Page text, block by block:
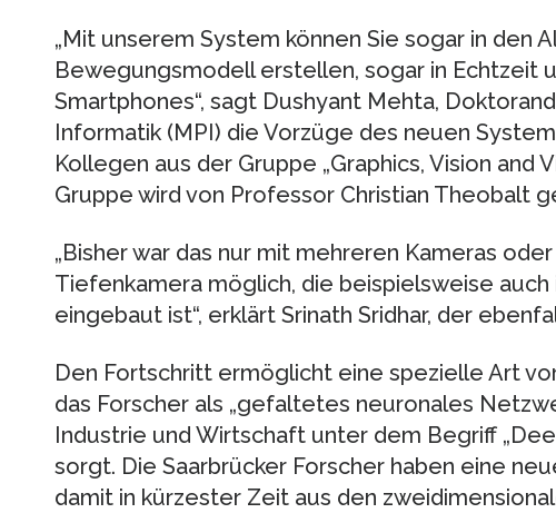
„Mit unserem System können Sie sogar in den
Bewegungsmodell erstellen, sogar in Echtzeit
Smartphones“, sagt Dushyant Mehta,
Informatik (MPI) die Vorzüge des neuen
Kollegen aus der Gruppe „Graphics, Vision and
Gruppe wird von Professor Christian Theobalt
„Bisher war das nur mit mehreren Kameras
Tiefenkamera möglich, die beispielsweise
eingebaut ist“, erklärt Srinath Sridhar, der
Den Fortschritt ermöglicht eine spezielle Art
das Forscher als „gefaltetes neuronales
Industrie und Wirtschaft unter dem Begriff
sorgt. Die Saarbrücker Forscher haben eine
damit in kürzester Zeit aus den